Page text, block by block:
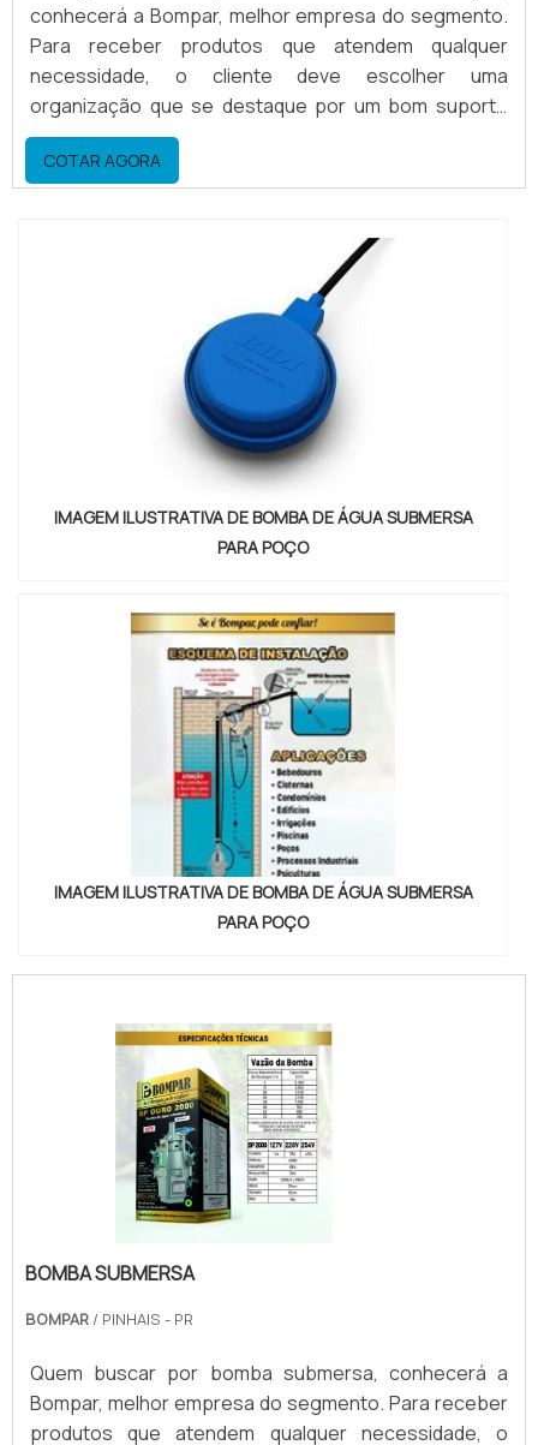
conhecerá a Bompar, melhor empresa do segmento.
Para receber produtos que atendem qualquer
necessidade, o cliente deve escolher uma
organização que se destaque por um bom suporte
pré-venda e tenha ampla experiência no
ramo.ALGUNS DETALHES SOBRE BOMBA SUBMERSA
DE ÁGUAQuem procura por bomba submersa de água
até a Bompar. Com grande know-how focado ...
COTAR AGORA
IMAGEM ILUSTRATIVA DE BOMBA DE ÁGUA SUBMERSA
PARA POÇO
IMAGEM ILUSTRATIVA DE BOMBA DE ÁGUA SUBMERSA
PARA POÇO
BOMBA SUBMERSA
BOMPAR / PINHAIS - PR
Quem buscar por bomba submersa, conhecerá a
Bompar, melhor empresa do segmento. Para receber
produtos que atendem qualquer necessidade, o